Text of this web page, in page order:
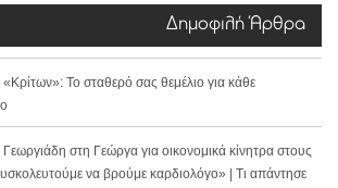
Δημοφιλή Άρθρα
«Κρίτων»: Το σταθερό σας θεμέλιο για κάθε
στη Γεώργα για οικονομικά κίνητρα στους
να βρούμε καρδιολόγο» | Τι απάντησε